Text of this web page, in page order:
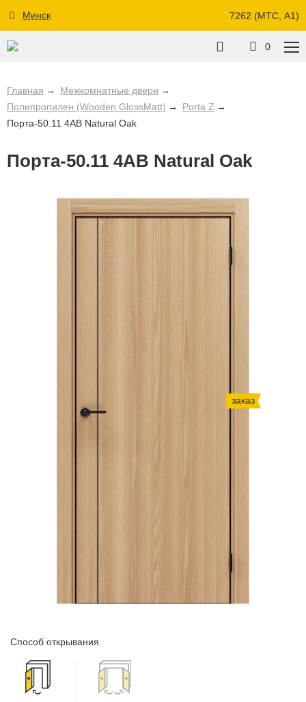
Минск 7262 (МТС, A1)
0
Главная
Межкомнатные двери
Полипропилен (Wooden GlossMatt)
Porta Z
Порта-50.11 4AB Natural Oak
Порта-50.11 4AB Natural Oak
заказ
Способ открывания